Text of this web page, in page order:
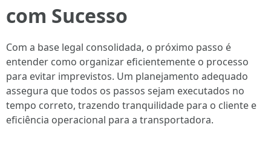
com Sucesso
Com a base legal consolidada, o próximo passo é
entender como organizar eficientemente o processo
para evitar imprevistos. Um planejamento adequado
assegura que todos os passos sejam executados no
tempo correto, trazendo tranquilidade para o cliente e
eficiência operacional para a transportadora.